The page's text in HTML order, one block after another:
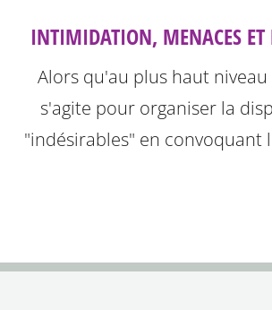
INTIMIDATION, MENACES ET
Alors qu'au plus haut
s'agite pour organiser la
"indésirables" en convoquant